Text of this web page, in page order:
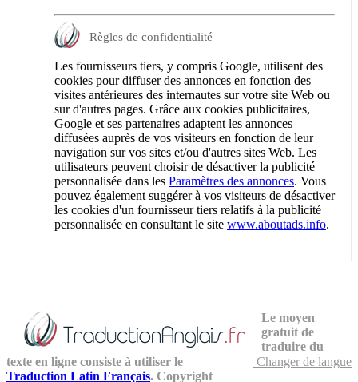
Règles de confidentialité
Les fournisseurs tiers, y compris Google, utilisent des
cookies pour diffuser des annonces en fonction des
visites antérieures des internautes sur votre site Web ou
sur d'autres pages. Grâce aux cookies publicitaires,
Google et ses partenaires adaptent les annonces
diffusées auprès de vos visiteurs en fonction de leur
navigation sur vos sites et/ou d'autres sites Web. Les
utilisateurs peuvent choisir de désactiver la publicité
personnalisée dans les Paramètres des annonces. Vous
pouvez également suggérer à vos visiteurs de désactiver
les cookies d'un fournisseur tiers relatifs à la publicité
personnalisée en consultant le site www.aboutads.info.
Changer de langue
Le moyen
gratuit de
traduire du
texte en ligne consiste à utiliser le
Traduction Latin Français. Copyright